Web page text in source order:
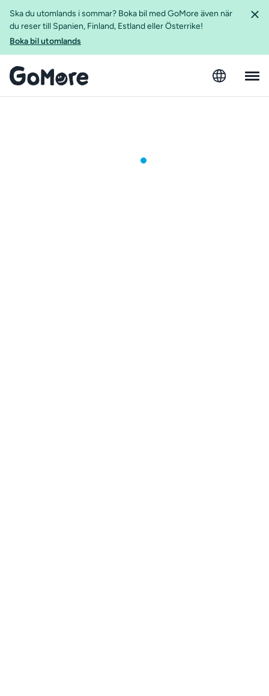
Ska du utomlands i sommar? Boka bil med GoMore även när
du reser till Spanien, Finland, Estland eller Österrike!
Boka bil utomlands